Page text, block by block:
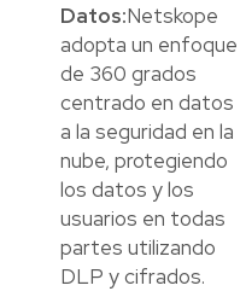
Datos:Netskope
adopta un enfoque
de 360 grados
centrado en datos
a la seguridad en la
nube, protegiendo
los datos y los
usuarios en todas
partes utilizando
DLP y cifrados.